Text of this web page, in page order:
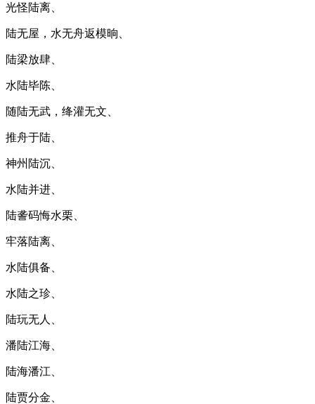
光怪陆离、
陆无屋，水无舟返模晌、
陆梁放肆、
水陆毕陈、
随陆无武，绛灌无文、
推舟于陆、
神州陆沉、
水陆并进、
陆詟码悔水栗、
牢落陆离、
水陆俱备、
水陆之珍、
陆玩无人、
潘陆江海、
陆海潘江、
陆贾分金、